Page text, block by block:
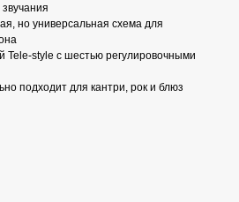
звучания
но универсальная схема для
Tele-style с шестью регулировочными
подходит для кантри, рок и блюз